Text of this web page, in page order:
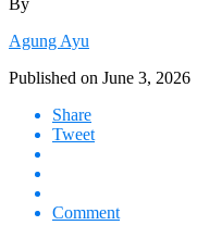
Agung Ayu
Published on June 3, 2026
Share
Tweet
Comment